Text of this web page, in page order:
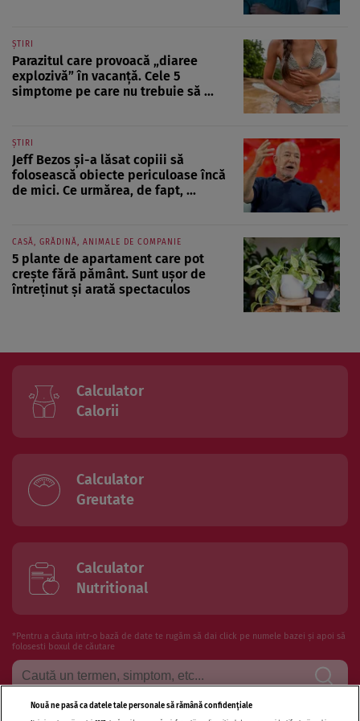
ȘTIRI
Parazitul care provoacă „diaree
explozivă” în vacanță. Cele 5
simptome pe care nu trebuie să ...
ȘTIRI
Jeff Bezos și-a lăsat copiii să
folosească obiecte periculoase încă
de mici. Ce urmărea, de fapt, ...
CASĂ, GRĂDINĂ, ANIMALE DE COMPANIE
5 plante de apartament care pot
crește fără pământ. Sunt ușor de
întreținut și arată spectaculos
Calculator
Calorii
Calculator
Greutate
Calculator
Nutritional
*Pentru a căuta intr-o bază de date te rugăm să dai click pe numele bazei și apoi să
folosesti boxul de căutare
Nouă ne pasă ca datele tale personale să rămână confidențiale